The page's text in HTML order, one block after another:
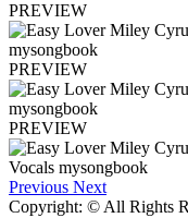
PREVIEW
PREVIEW
PREVIEW
Previous Next
Copyright: © All Rights